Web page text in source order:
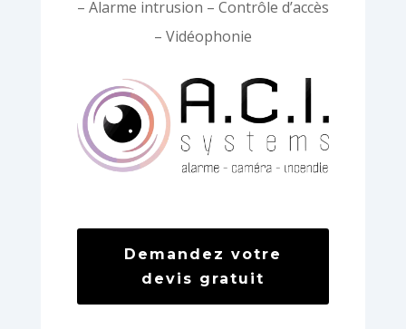
– Alarme intrusion – Contrôle d’accès
– Vidéophonie
Demandez votre
devis gratuit